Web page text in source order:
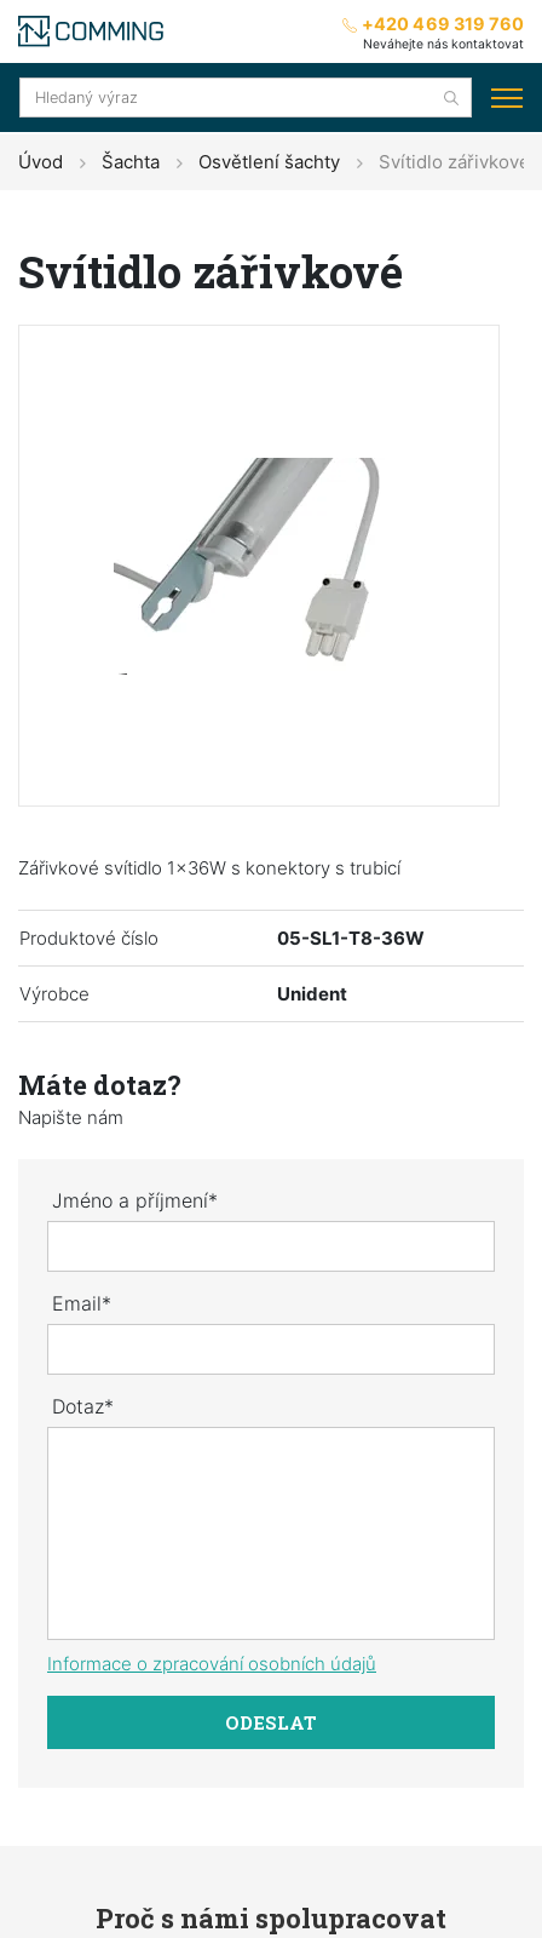
+420 469 319 760
Neváhejte nás kontaktovat
Úvod Šachta Osvětlení šachty Svítidlo zářivkové
Svítidlo zářivkové
Zářivkové svítidlo 1x36W s konektory s trubicí
Produktové číslo 05-SL1-T8-36W
Výrobce Unident
Máte dotaz?
Napište nám
Jméno a příjmení*
Email*
Dotaz*
Informace o zpracování osobních údajů
Proč s námi spolupracovat